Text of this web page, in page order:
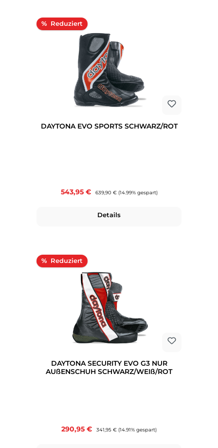
% Rabatt
DAYTONA EVO SPORTS SCHWARZ/ROT
Verkaufspreis:
543,95 € Regulärer Preis:
639,90 € (14.99% gespart)
Details
% Rabatt
DAYTONA SECURITY EVO G3 NUR
AUßENSCHUH SCHWARZ/WEIß/ROT
Verkaufspreis:
290,95 € Regulärer Preis:
341,95 € (14.91% gespart)